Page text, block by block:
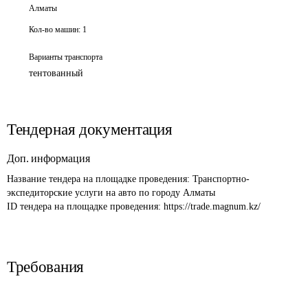
Алматы
Кол-во машин: 1
Варианты транспорта
тентованный
Тендерная документация
Доп. информация
Название тендера на площадке проведения: Транспортно-
экспедиторские услуги на авто по городу Алматы
ID тендера на площадке проведения: https://trade.magnum.kz/
Требования